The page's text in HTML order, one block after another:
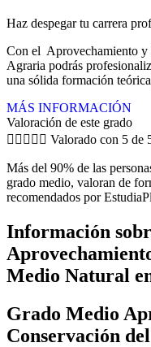
Haz despegar tu carrera
Con el Aprovechamiento y
Agraria podrás
una sólida formación
MÁS INFORMACIÓN
Valoración de este grado
     Valorado con 5 de
Más del 90% de las
grado medio, valoran de
recomendados por
Información
Medio Natural
Grado Medio
Conservación